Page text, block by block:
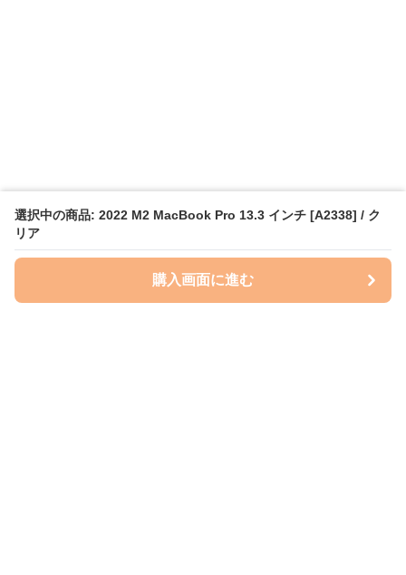
選択中の商品: 2022 M2 MacBook Pro 13.3 インチ [A2338] / ク
リア
購入画面に進む